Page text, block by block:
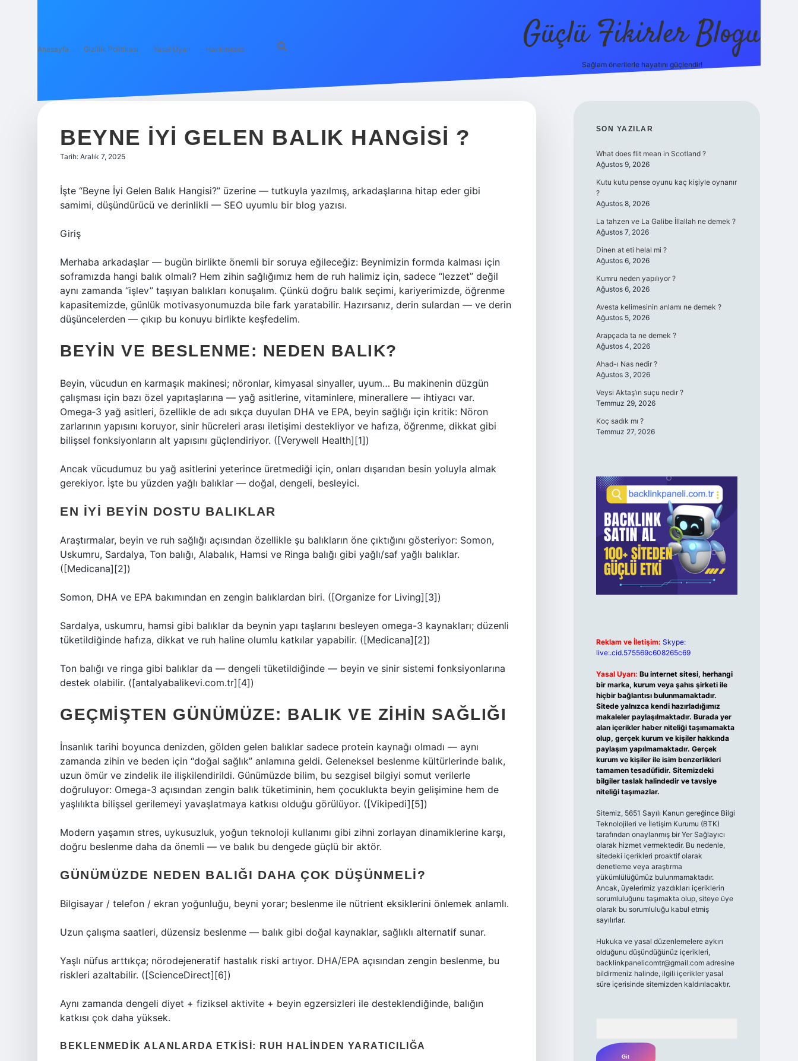
Anasayfa Gizlilik Politikası Yasal Uyarı Hakkımızda Güçlü Fikirler Blogu
Sağlam önerilerle hayatını güçlendir!
BEYNE IYI GELEN BALIK HANGISI ?
Tarih: Aralık 7, 2025
İşte “Beyne İyi Gelen Balık Hangisi?” üzerine — tutkuyla yazılmış, arkadaşlarına hitap eder gibi
samimi, düşündürücü ve derinlikli — SEO uyumlu bir blog yazısı.
Giriş
Merhaba arkadaşlar — bugün birlikte önemli bir soruya eğileceğiz: Beynimizin formda kalması için
soframızda hangi balık olmalı? Hem zihin sağlığımız hem de ruh halimiz için, sadece “lezzet” değil
aynı zamanda “işlev” taşıyan balıkları konuşalım. Çünkü doğru balık seçimi, kariyerimizde, öğrenme
kapasitemizde, günlük motivasyonumuzda bile fark yaratabilir. Hazırsanız, derin sulardan — ve derin
düşüncelerden — çıkıp bu konuyu birlikte keşfedelim.
BEYIN VE BESLENME: NEDEN BALIK?
Beyin, vücudun en karmaşık makinesi; nöronlar, kimyasal sinyaller, uyum… Bu makinenin düzgün
çalışması için bazı özel yapıtaşlarına — yağ asitlerine, vitaminlere, minerallere — ihtiyacı var.
Omega‑3 yağ asitleri, özellikle de adı sıkça duyulan DHA ve EPA, beyin sağlığı için kritik: Nöron
zarlarının yapısını koruyor, sinir hücreleri arası iletişimi destekliyor ve hafıza, öğrenme, dikkat gibi
bilişsel fonksiyonların alt yapısını güçlendiriyor. ([Verywell Health][1])
Ancak vücudumuz bu yağ asitlerini yeterince üretmediği için, onları dışarıdan besin yoluyla almak
gerekiyor. İşte bu yüzden yağlı balıklar — doğal, dengeli, besleyici.
EN İYI BEYIN DOSTU BALIKLAR
Araştırmalar, beyin ve ruh sağlığı açısından özellikle şu balıkların öne çıktığını gösteriyor: Somon,
Uskumru, Sardalya, Ton balığı, Alabalık, Hamsi ve Ringa balığı gibi yağlı/saf yağlı balıklar.
([Medicana][2])
Somon, DHA ve EPA bakımından en zengin balıklardan biri. ([Organize for Living][3])
Sardalya, uskumru, hamsi gibi balıklar da beynin yapı taşlarını besleyen omega-3 kaynakları; düzenli
tüketildiğinde hafıza, dikkat ve ruh haline olumlu katkılar yapabilir. ([Medicana][2])
Ton balığı ve ringa gibi balıklar da — dengeli tüketildiğinde — beyin ve sinir sistemi fonksiyonlarına
destek olabilir. ([antalyabalikevi.com.tr][4])
GEÇMIŞTEN GÜNÜMÜZE: BALIK VE ZIHIN SAĞLIĞI
İnsanlık tarihi boyunca denizden, gölden gelen balıklar sadece protein kaynağı olmadı — aynı
zamanda zihin ve beden için “doğal sağlık” anlamına geldi. Geleneksel beslenme kültürlerinde balık,
uzun ömür ve zindelik ile ilişkilendirildi. Günümüzde bilim, bu sezgisel bilgiyi somut verilerle
doğruluyor: Omega-3 açısından zengin balık tüketiminin, hem çocuklukta beyin gelişimine hem de
yaşlılıkta bilişsel gerilemeyi yavaşlatmaya katkısı olduğu görülüyor. ([Vikipedi][5])
Modern yaşamın stres, uykusuzluk, yoğun teknoloji kullanımı gibi zihni zorlayan dinamiklerine karşı,
doğru beslenme daha da önemli — ve balık bu dengede güçlü bir aktör.
GÜNÜMÜZDE NEDEN BALIĞI DAHA ÇOK DÜŞÜNMELI?
Bilgisayar / telefon / ekran yoğunluğu, beyni yorar; beslenme ile nütrient eksiklerini önlemek anlamlı.
Uzun çalışma saatleri, düzensiz beslenme — balık gibi doğal kaynaklar, sağlıklı alternatif sunar.
Yaşlı nüfus arttıkça; nörodejeneratif hastalık riski artıyor. DHA/EPA açısından zengin beslenme, bu
riskleri azaltabilir. ([ScienceDirect][6])
Aynı zamanda dengeli diyet + fiziksel aktivite + beyin egzersizleri ile desteklendiğinde, balığın
katkısı çok daha yüksek.
BEKLENMEDIK ALANLARDA ETKISI: RUH HALINDEN YARATICILIĞA
SIDEBAR
SON YAZILAR
What does flit mean in Scotland ?
Ağustos 9, 2026
Kutu kutu pense oyunu kaç kişiyle oynanır
?
Ağustos 8, 2026
La tahzen ve La Galibe İllallah ne demek ?
Ağustos 7, 2026
Dinen at eti helal mi ?
Ağustos 6, 2026
Kumru neden yapılıyor ?
Ağustos 6, 2026
Avesta kelimesinin anlamı ne demek ?
Ağustos 5, 2026
Arapçada ta ne demek ?
Ağustos 4, 2026
Ahad-ı Nas nedir ?
Ağustos 3, 2026
Veysi Aktaş’ın suçu nedir ?
Temmuz 29, 2026
Koç sadık mı ?
Temmuz 27, 2026
Reklam ve İletişim: Skype:
live:.cid.575569c608265c69
Yasal Uyarı: Bu internet sitesi, herhangi
bir marka, kurum veya şahıs şirketi ile
hiçbir bağlantısı bulunmamaktadır.
Sitede yalnızca kendi hazırladığımız
makaleler paylaşılmaktadır. Burada yer
alan içerikler haber niteliği taşımamakta
olup, gerçek kurum ve kişiler hakkında
paylaşım yapılmamaktadır. Gerçek
kurum ve kişiler ile isim benzerlikleri
tamamen tesadüfidir. Sitemizdeki
bilgiler taslak halindedir ve tavsiye
niteliği taşımazlar.
Sitemiz, 5651 Sayılı Kanun gereğince Bilgi
Teknolojileri ve İletişim Kurumu (BTK)
tarafından onaylanmış bir Yer Sağlayıcı
olarak hizmet vermektedir. Bu nedenle,
sitedeki içerikleri proaktif olarak
denetleme veya araştırma
yükümlülüğümüz bulunmamaktadır.
Ancak, üyelerimiz yazdıkları içeriklerin
sorumluluğunu taşımakta olup, siteye üye
olarak bu sorumluluğu kabul etmiş
sayılırlar.
Hukuka ve yasal düzenlemelere aykırı
olduğunu düşündüğünüz içerikleri,
backlinkpanelicomtr@gmail.comadresine
bildirmeniz halinde, ilgili içerikler yasal
süre içerisinde sitemizden kaldırılacaktır.